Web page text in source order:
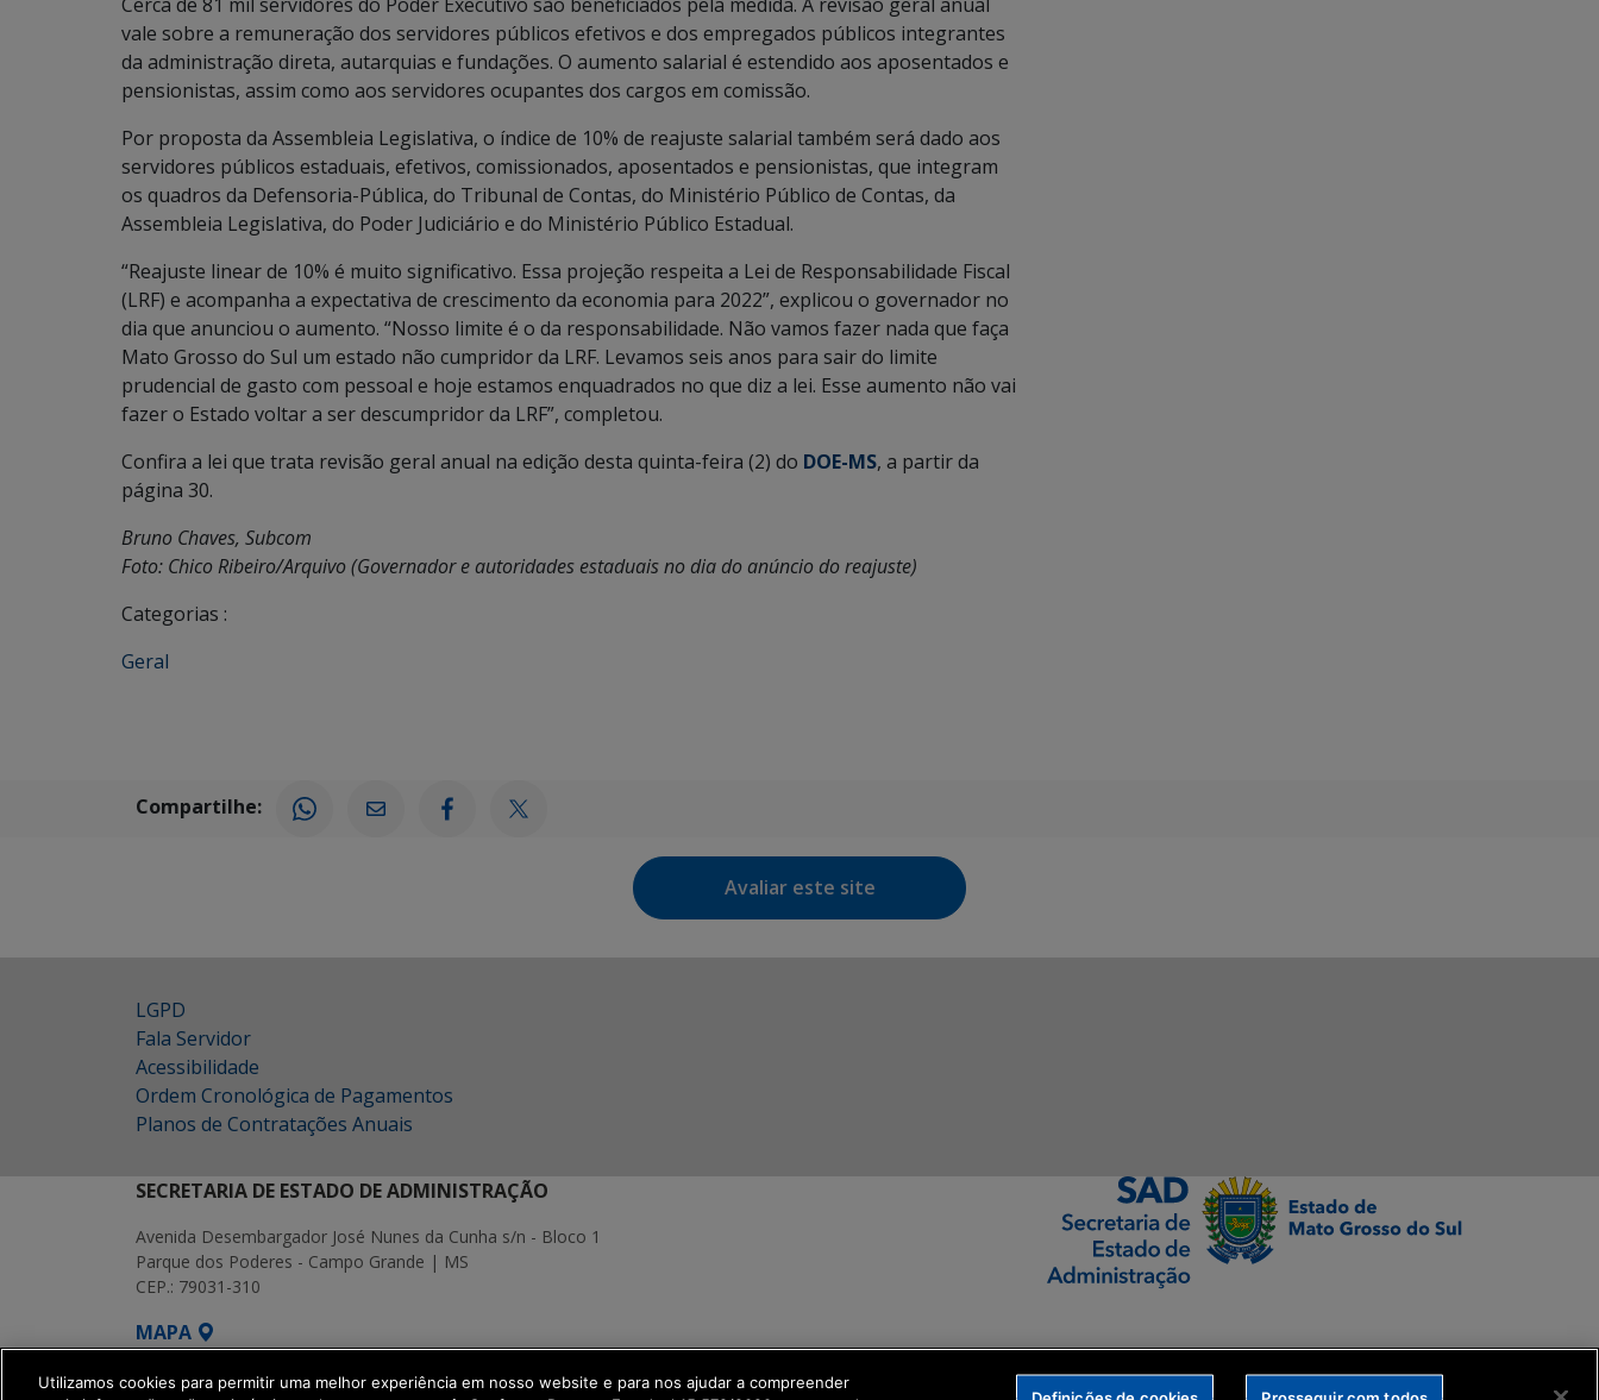
vale sobre a remuneração dos servidores públicos efetivos e dos empregados públicos integrantes
da administração direta, autarquias e fundações. O aumento salarial é estendido aos aposentados e
pensionistas, assim como aos servidores ocupantes dos cargos em comissão.
Por proposta da Assembleia Legislativa, o índice de 10% de reajuste salarial também será dado aos
servidores públicos estaduais, efetivos, comissionados, aposentados e pensionistas, que integram
os quadros da Defensoria-Pública, do Tribunal de Contas, do Ministério Público de Contas, da
Assembleia Legislativa, do Poder Judiciário e do Ministério Público Estadual.
“Reajuste linear de 10% é muito significativo. Essa projeção respeita a Lei de Responsabilidade Fiscal
(LRF) e acompanha a expectativa de crescimento da economia para 2022”, explicou o governador no
dia que anunciou o aumento. “Nosso limite é o da responsabilidade. Não vamos fazer nada que faça
Mato Grosso do Sul um estado não cumpridor da LRF. Levamos seis anos para sair do limite
prudencial de gasto com pessoal e hoje estamos enquadrados no que diz a lei. Esse aumento não vai
fazer o Estado voltar a ser descumpridor da LRF”, completou.
Confira a lei que trata revisão geral anual na edição desta quinta-feira (2) do DOE-MS, a partir da
página 30.
Bruno Chaves, Subcom
Foto: Chico Ribeiro/Arquivo (Governador e autoridades estaduais no dia do anúncio do reajuste)
Categorias :
Geral
Compartilhe:
Avaliar este site
LGPD
Fala Servidor
Acessibilidade
Ordem Cronológica de Pagamentos
Planos de Contratações Anuais
SECRETARIA DE ESTADO DE ADMINISTRAÇÃO
Avenida Desembargador José Nunes da Cunha s/n - Bloco 1
Parque dos Poderes - Campo Grande | MS
CEP.: 79031-310
MAPA
SETDIG | Secretaria-Executiva de Transformação Digital
Utilizamos cookies para permitir uma melhor experiência em nosso website e para nos ajudar a compreender